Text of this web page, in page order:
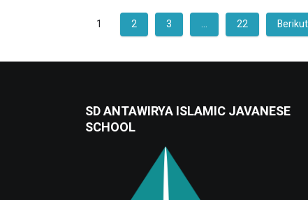
1 2 3 … 22
SD ANTAWIRYA ISLAMIC JAVANESE
SCHOOL